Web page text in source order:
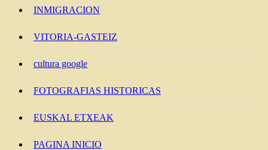
INMIGRACION
VITORIA-GASTEIZ
cultura google
FOTOGRAFIAS HISTORICAS
EUSKAL ETXEAK
PAGINA INICIO